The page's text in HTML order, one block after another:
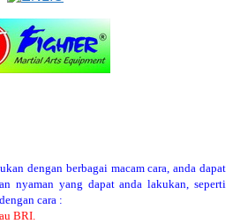
dengan berbagai macam cara, anda dapat
nyaman yang dapat anda lakukan, seperti
cara :
BRI.